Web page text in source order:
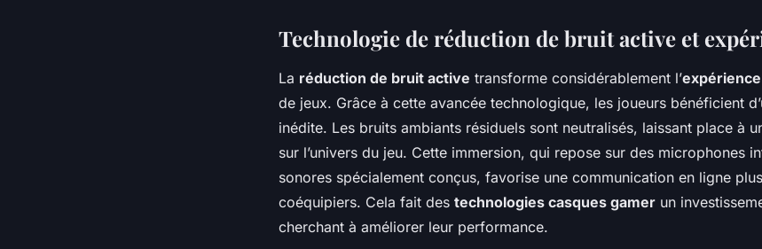
Technologie de réduction de bruit active et
La réduction de bruit active transforme considérablement l’
de jeux. Grâce à cette avancée technologique, les joueurs bénéficient
inédite. Les bruits ambiants résiduels sont neutralisés, laissant place à
sur l’univers du jeu. Cette immersion, qui repose sur des microphones
sonores spécialement conçus, favorise une communication en ligne
coéquipiers. Cela fait des technologies casques gamer un
cherchant à améliorer leur performance.